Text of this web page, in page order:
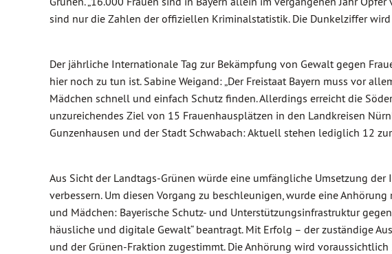
sind nur die Zahlen der offiziellen Kriminalstatistik. Die Dunkelziffer
Der jährliche Internationale Tag zur Bekämpfung von Gewalt gegen
hier noch zu tun ist. Sabine Weigand: „Der Freistaat Bayern muss vor
Mädchen schnell und einfach Schutz finden. Allerdings erreicht die
unzureichendes Ziel von 15 Frauenhausplätzen in den Landkreisen
Gunzenhausen und der Stadt Schwabach: Aktuell stehen lediglich 12
Aus Sicht der Landtags-Grünen würde eine umfängliche Umsetzung
verbessern. Um diesen Vorgang zu beschleunigen, wurde eine
und Mädchen: Bayerische Schutz- und Unterstützungsinfrastruktur
häusliche und digitale Gewalt“ beantragt. Mit Erfolg – der zuständige
und der Grünen-Fraktion zugestimmt. Die Anhörung wird